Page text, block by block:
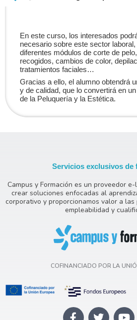
En este curso, los interesados
necesario sobre este sector
diferentes módulos de corte de
recogidos, cambios de color,
tratamientos faciales…
Gracias a ello, el alumno obtendrá
y de calidad, que lo convertirá en
de la Peluquería y la Estética.
Servicios exclusivos de
Campus y Formación es un proveedor
crear soluciones enfocadas al
corporativo y proporcionamos valor a las
empleabilidad y
COFINANCIADO POR LA
F T Y